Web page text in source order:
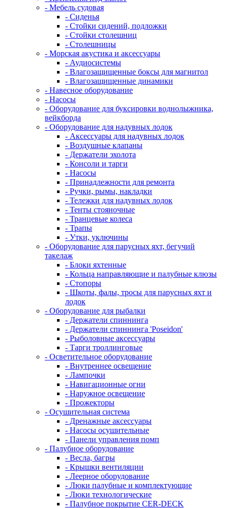
- Мебель судовая
- Сиденья
- Стойки сидений, подложки
- Стойки столешниц
- Столешницы
- Морская акустика и аксессуары
- Аудиосистемы
- Влагозащищенные боксы для магнитол
- Влагозащищенные динамики
- Навесное оборудование
- Насосы
- Оборудование для буксировки воднолыжника,
вейкборда
- Оборудование для надувных лодок
- Аксессуары для надувных лодок
- Воздушные клапаны
- Держатели эхолота
- Консоли и тарги
- Насосы
- Принадлежности для ремонта
- Ручки, рымы, накладки
- Тележки для надувных лодок
- Тенты стояночные
- Транцевые колеса
- Трапы
- Утки, уключины
- Оборудование для парусных яхт, бегучий
такелаж
- Блоки яхтенные
- Кольца направляющие и палубные клюзы
- Стопоры
- Шкоты, фалы, тросы для парусных яхт и
лодок
- Оборудование для рыбалки
- Держатели спиннинга
- Держатели спиннинга 'Poseidon'
- Рыболовные аксессуары
- Тарги троллинговые
- Осветительное оборудование
- Внутреннее освещение
- Лампочки
- Навигационные огни
- Наружное освещение
- Прожекторы
- Осушительная система
- Дренажные аксессуары
- Насосы осушительные
- Панели управления помп
- Палубное оборудование
- Весла, багры
- Крышки вентиляции
- Леерное оборудование
- Люки палубные и комплектующие
- Люки технологические
- Палубное покрытие CER-DECK